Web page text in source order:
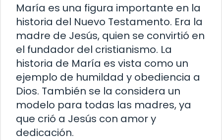
María es una figura importante en la
historia del Nuevo Testamento. Era la
madre de Jesús, quien se convirtió en
el fundador del cristianismo. La
historia de María es vista como un
ejemplo de humildad y obediencia a
Dios. También se la considera un
modelo para todas las madres, ya
que crió a Jesús con amor y
dedicación.